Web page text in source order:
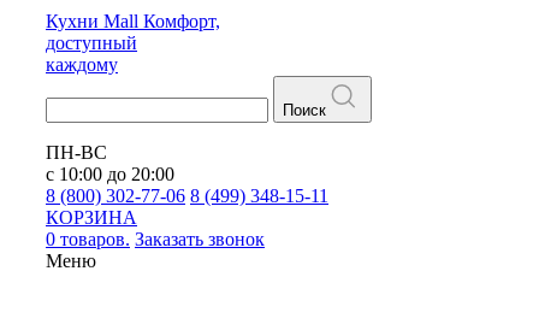
Кухни Mall Комфорт,
доступный
каждому
Поиск
ПН-ВС
с 10:00 до 20:00
8 (800) 302-77-06 8 (499) 348-15-11
КОРЗИНА
0 товаров. Заказать звонок
Меню